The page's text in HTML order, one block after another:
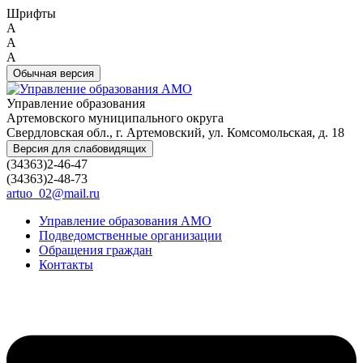
Шрифты
A
A
A
Обычная версия
Управление образования
Артемовского муниципального округа
Свердловская обл., г. Артемовский, ул. Комсомольская, д. 18
Версия для слабовидящих
(34363)2-46-47
(34363)2-48-73
artuo_02@mail.ru
Управление образования АМО
Подведомственные организации
Обращения граждан
Контакты